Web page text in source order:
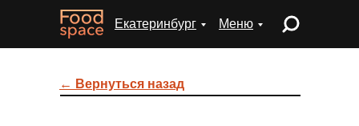
← Вернуться назад
Меню
Екатеринбург